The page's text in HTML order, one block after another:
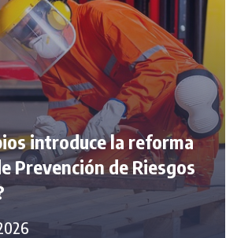
introduce la reforma
Prevención de Riesgos